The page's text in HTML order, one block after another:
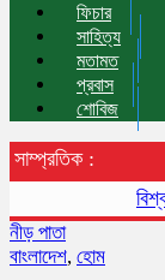
ফিচার
সাহিত্য
মতামত
প্রবাস
শোবিজ
সাম্প্রতিক :
বিশ্বকবি
নীড় পাতা
বাংলাদেশ, হোম